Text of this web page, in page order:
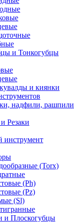
и Тонкогубцы
и киянки
надфили, рашпили
Резаки
(Torx)
(Ph)
(Pz)
(Sl)
и Плоскогубцы